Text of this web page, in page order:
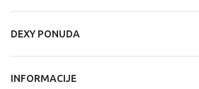
DEXY PONUDA
INFORMACIJE